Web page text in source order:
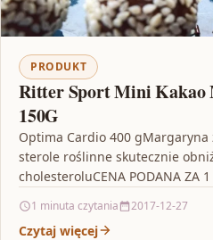
PRODUKT
Ritter Sport Mini Kakao
150G
Optima Cardio 400
sterole roślinne skutecznie
cholesteroluCENA PODANA ZA 1
…
1 minuta czytania 2017-12-27
Czytaj więcej